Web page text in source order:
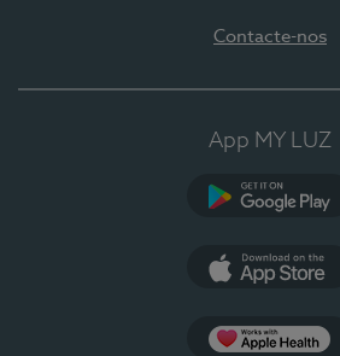
Contacte-nos
App MY LUZ